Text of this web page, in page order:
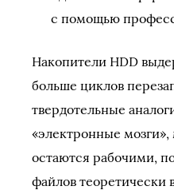
с помощью
Накопители HDD
больше циклов
твердотельные
«электронные
остаются рабочими,
файлов теоретически